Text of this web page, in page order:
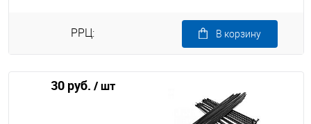
РРЦ:
30 руб. / шт
В корзину